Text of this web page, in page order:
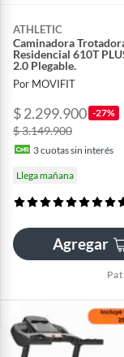
ATHLETIC
Caminadora
Residencial 610T
2.0 Plegable.
Por MOVIFIT
$ 2.299.900 -27%
$ 3.149.900
3cuotas sin interés
Llega mañana
Agregar